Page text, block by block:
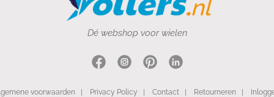
Dé webshop voor wielen
voorwaarden | Privacy Policy | Contact | Retourneren |